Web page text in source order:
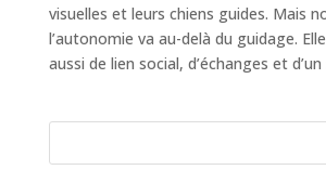
visuelles et leurs chiens guides. Mais
l’autonomie va au-delà du guidage.
aussi de lien social, d’échanges et d’un